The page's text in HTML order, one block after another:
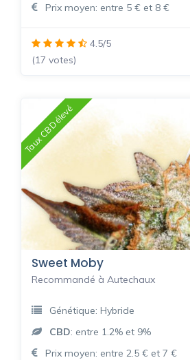
Prix moyen: entre 5 € et 8 €
4.5/5
(17 votes)
Taux CBD élevé
Sweet Moby
Recommandé à Autechaux
Génétique: Hybride
CBD: entre 1.2% et 9%
Prix moyen: entre 2.5 € et 7 €